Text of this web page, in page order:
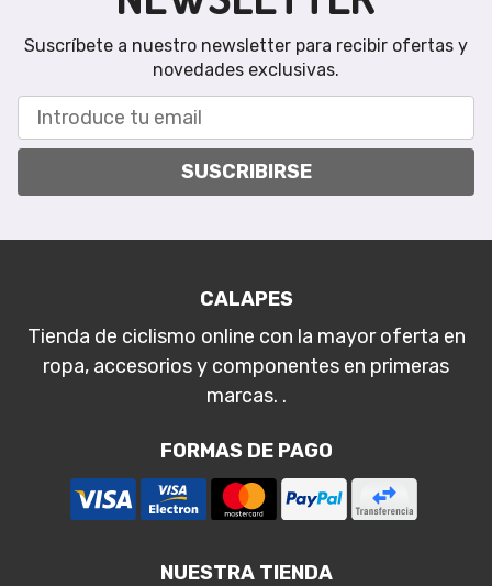
Suscríbete a nuestro newsletter para recibir ofertas y
novedades exclusivas.
SUSCRIBIRSE
CALAPES
Tienda de ciclismo online con la mayor oferta en
ropa, accesorios y componentes en primeras
marcas. .
FORMAS DE PAGO
NUESTRA TIENDA